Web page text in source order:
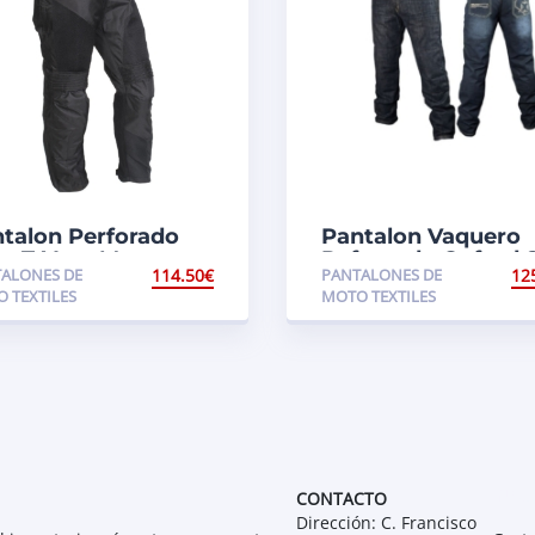
Perforado
T-Vent Men
DE
TEXTILES
114.50€
Pantalon Vaquero
Reforzado Oxford
J2
PANTALONES DE
MOTO TEXTILES
CONTACTO
Dirección: C. Francisco